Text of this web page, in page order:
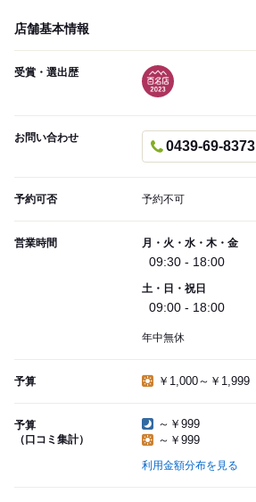
店舗基本情報
受賞・選出歴
お問い合わせ
0439-69-8373
予約可否 予約不可
営業時間 月・火・水・木・金
09:30 - 18:00
土・日・祝日
09:00 - 18:00
年中無休
予算 ￥1,000～￥1,999
予算
（口コミ集計）
～￥999
～￥999
利用金額分布を見る